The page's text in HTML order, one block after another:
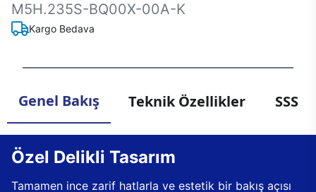
M5H.235S-BQ00X-00A-K
Kargo Bedava
Genel Bakış Teknik Özellikler SSS
Özel Delikli Tasarım
Tamamen ince zarif hatlarla ve estetik bir bakış açısı